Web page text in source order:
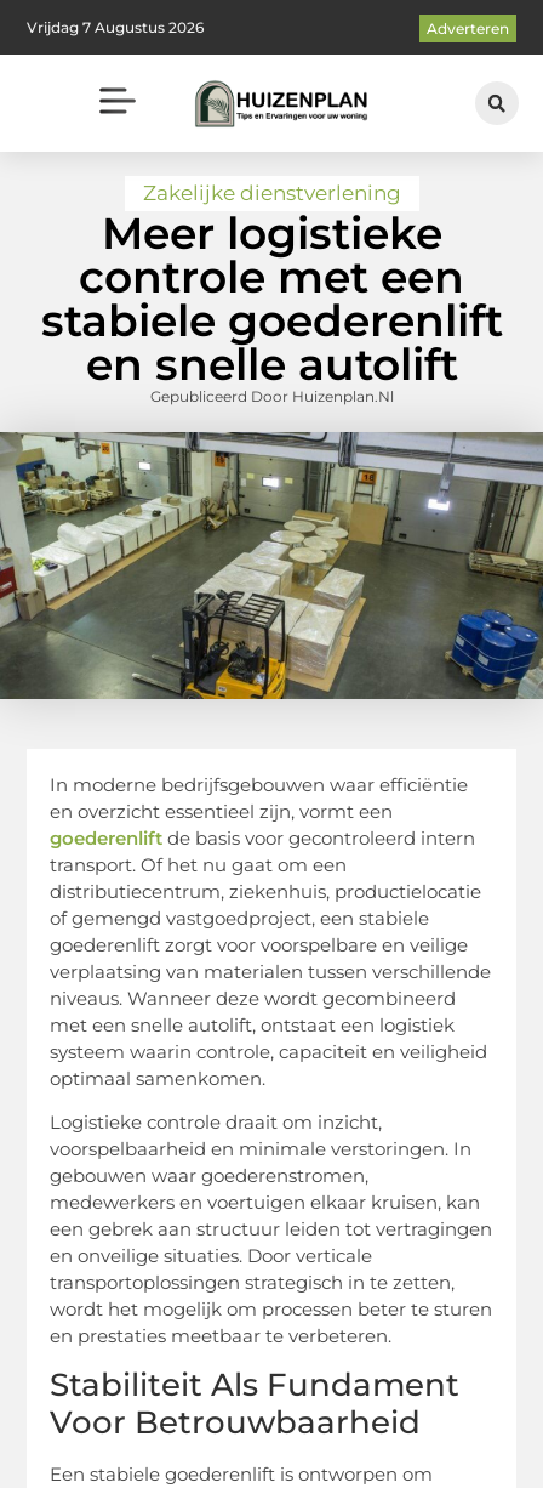
Vrijdag 7 Augustus 2026 Adverteren
Zakelijke dienstverlening
Meer logistieke
controle met een
stabiele goederenlift
en snelle autolift
Gepubliceerd Door Huizenplan.nl
In moderne bedrijfsgebouwen waar efficiëntie
en overzicht essentieel zijn, vormt een
goederenlift de basis voor gecontroleerd intern
transport. Of het nu gaat om een
distributiecentrum, ziekenhuis, productielocatie
of gemengd vastgoedproject, een stabiele
goederenlift zorgt voor voorspelbare en veilige
verplaatsing van materialen tussen verschillende
niveaus. Wanneer deze wordt gecombineerd
met een snelle autolift, ontstaat een logistiek
systeem waarin controle, capaciteit en veiligheid
optimaal samenkomen.
Logistieke controle draait om inzicht,
voorspelbaarheid en minimale verstoringen. In
gebouwen waar goederenstromen,
medewerkers en voertuigen elkaar kruisen, kan
een gebrek aan structuur leiden tot vertragingen
en onveilige situaties. Door verticale
transportoplossingen strategisch in te zetten,
wordt het mogelijk om processen beter te sturen
en prestaties meetbaar te verbeteren.
Stabiliteit Als Fundament
Voor Betrouwbaarheid
Een stabiele goederenlift is ontworpen om